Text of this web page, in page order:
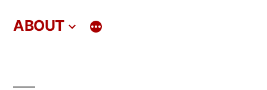
ABOUT